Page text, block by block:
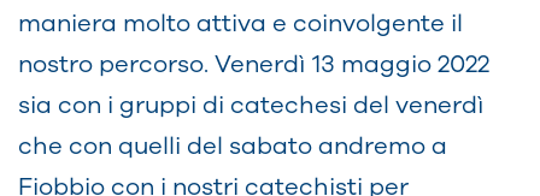
maniera molto attiva e coinvolgente il
nostro percorso. Venerdì 13 maggio 2022
sia con i gruppi di catechesi del venerdì
che con quelli del sabato andremo a
Fiobbio con i nostri catechisti per